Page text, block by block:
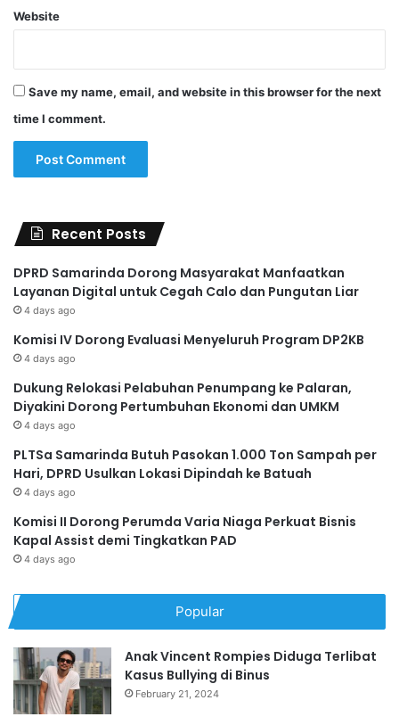
Website
Save my name, email, and website in this browser for the next
time I comment.
Recent Posts
DPRD Samarinda Dorong Masyarakat Manfaatkan
Layanan Digital untuk Cegah Calo dan Pungutan Liar
4 days ago
Komisi IV Dorong Evaluasi Menyeluruh Program DP2KB
4 days ago
Dukung Relokasi Pelabuhan Penumpang ke Palaran,
Diyakini Dorong Pertumbuhan Ekonomi dan UMKM
4 days ago
PLTSa Samarinda Butuh Pasokan 1.000 Ton Sampah per
Hari, DPRD Usulkan Lokasi Dipindah ke Batuah
4 days ago
Komisi II Dorong Perumda Varia Niaga Perkuat Bisnis
Kapal Assist demi Tingkatkan PAD
4 days ago
Popular
Anak Vincent Rompies Diduga Terlibat
Kasus Bullying di Binus
February 21, 2024